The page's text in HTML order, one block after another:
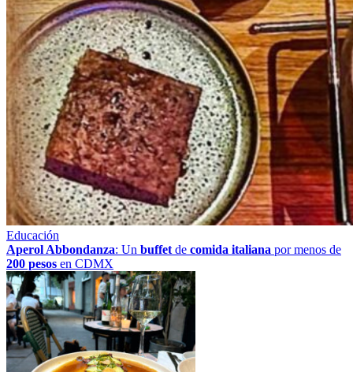
Educación
Aperol Abbondanza: Un buffet de comida italiana por menos de
200 pesos en CDMX